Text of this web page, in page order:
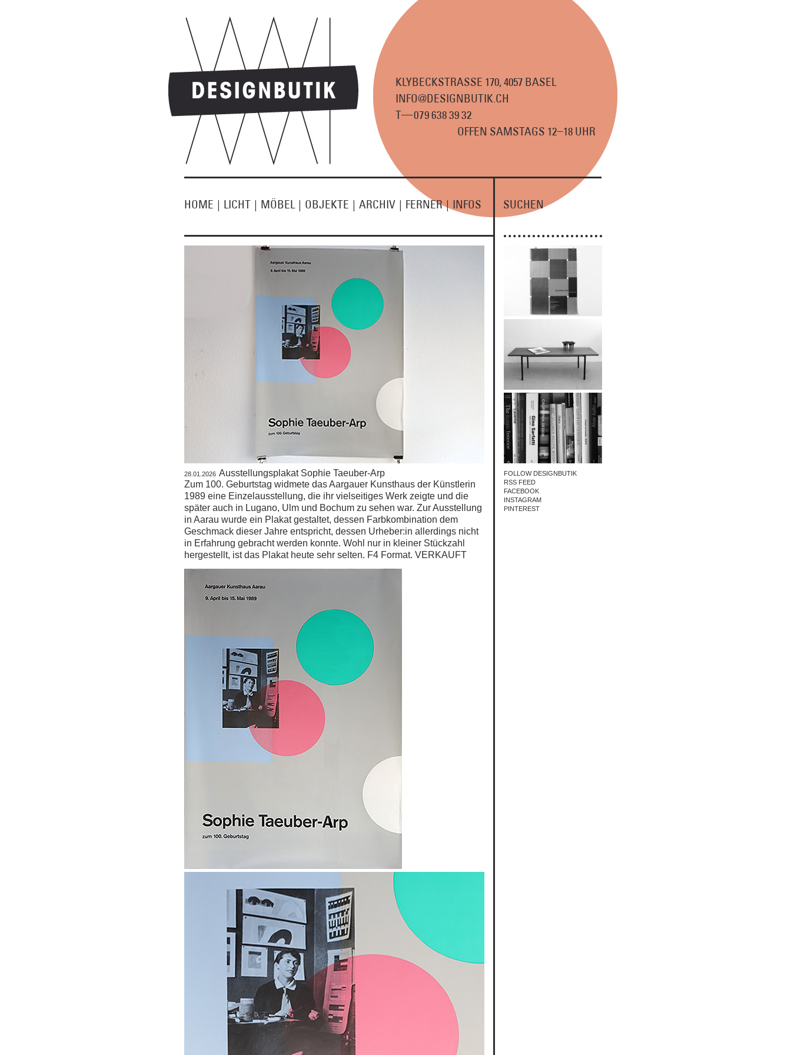
KLYBECKSTRASSE 170, 4057 BASEL
INFO@DESIGNBUTIK.CH
T—0796383932
OFFEN SAMSTAGS 12–18 UHR
HOME | LICHT | MÖBEL | OBJEKTE | ARCHIV | FERNER | INFOS SUCHEN
FOLLOW DESIGNBUTIK
RSS FEED
FACEBOOK
INSTAGRAM
PINTEREST
28.01.2026 Ausstellungsplakat Sophie Taeuber-Arp
Zum 100. Geburtstag widmete das Aargauer Kunsthaus der Künstlerin
1989 eine Einzelausstellung, die ihr vielseitiges Werk zeigte und die
später auch in Lugano, Ulm und Bochum zu sehen war. Zur Ausstellung
in Aarau wurde ein Plakat gestaltet, dessen Farbkombination dem
Geschmack dieser Jahre entspricht, dessen Urheber:in allerdings nicht
in Erfahrung gebracht werden konnte. Wohl nur in kleiner Stückzahl
hergestellt, ist das Plakat heute sehr selten. F4 Format. VERKAUFT